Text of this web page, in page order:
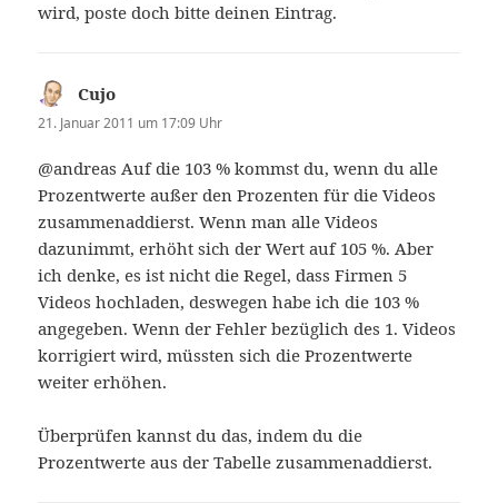
wird, poste doch bitte deinen Eintrag.
Cujo
21. Januar 2011 um 17:09 Uhr
@andreas Auf die 103 % kommst du, wenn du alle
Prozentwerte außer den Prozenten für die Videos
zusammenaddierst. Wenn man alle Videos
dazunimmt, erhöht sich der Wert auf 105 %. Aber
ich denke, es ist nicht die Regel, dass Firmen 5
Videos hochladen, deswegen habe ich die 103 %
angegeben. Wenn der Fehler bezüglich des 1. Videos
korrigiert wird, müssten sich die Prozentwerte
weiter erhöhen.
Überprüfen kannst du das, indem du die
Prozentwerte aus der Tabelle zusammenaddierst.